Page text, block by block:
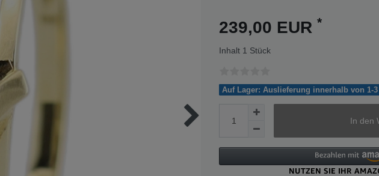
239,00 EUR *
Inhalt 1 Stück
Auf Lager: Auslieferung innerhalb von 1-
In den